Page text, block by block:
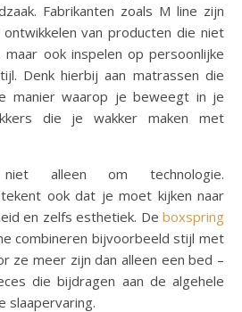
Fabrikanten zoals M line zijn
van producten die niet
ook inspelen op persoonlijke
Denk hierbij aan matrassen die
manier waarop je beweegt in je
die je wakker maken met
alleen om technologie.
ook dat je moet kijken naar
en zelfs esthetiek. De boxspring
combineren bijvoorbeeld stijl met
ze meer zijn dan alleen een bed –
die bijdragen aan de algehele
slaapervaring.